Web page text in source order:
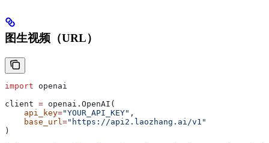
图生视频（URL）
import openai
client = openai.OpenAI(
    api_key
="YOUR_API_KEY" ,
    base_url
="https://api2.laozhang.ai/v1"
)